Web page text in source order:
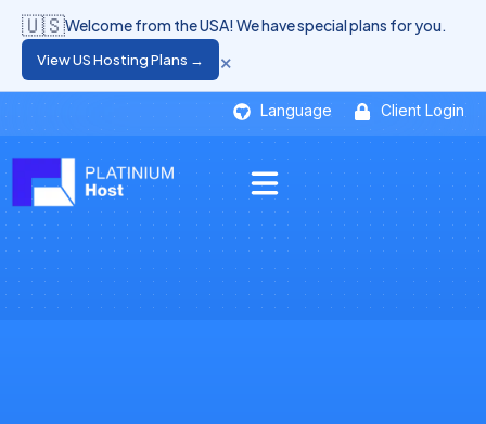
Language Client Login
🇺🇸Welcome from the USA! We have special plans for you.
View US Hosting Plans → ×